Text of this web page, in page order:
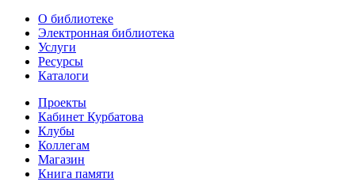
О библиотеке
Электронная библиотека
Услуги
Ресурсы
Каталоги
Проекты
Кабинет Курбатова
Клубы
Коллегам
Магазин
Книга памяти